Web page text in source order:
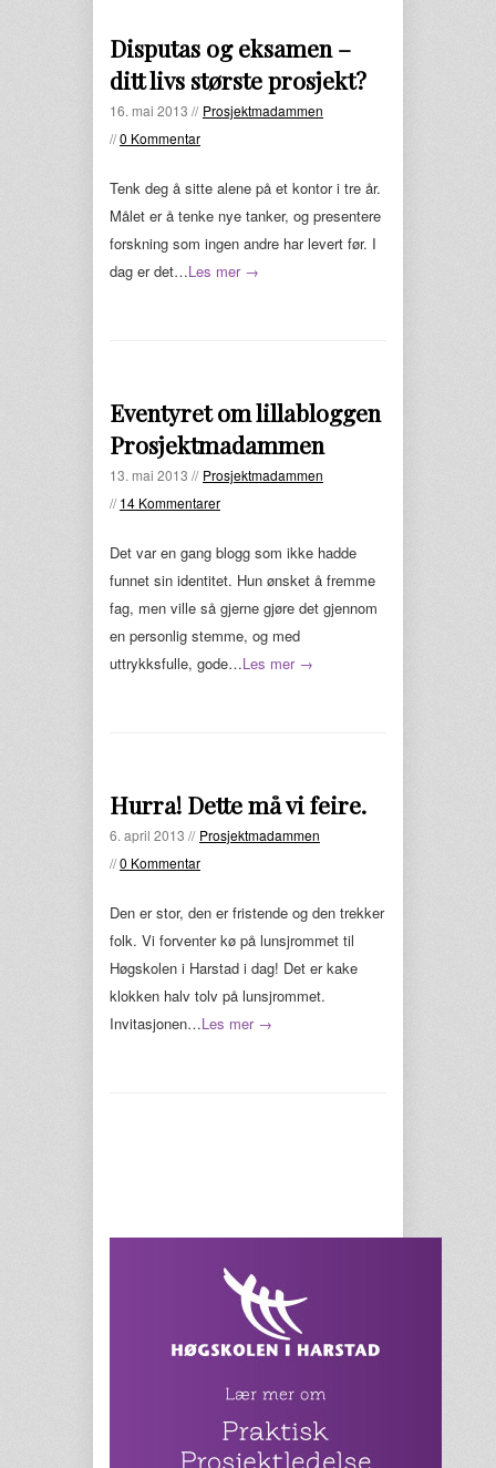
Disputas og eksamen –
ditt livs største prosjekt?
16. mai 2013 // Prosjektmadammen
//0 Kommentar
Tenk deg å sitte alene på et kontor i tre år.
Målet er å tenke nye tanker, og presentere
forskning som ingen andre har levert før. I
dag er det…Les mer →
Eventyret om lillabloggen
Prosjektmadammen
13. mai 2013 // Prosjektmadammen
//14 Kommentarer
Det var en gang blogg som ikke hadde
funnet sin identitet. Hun ønsket å fremme
fag, men ville så gjerne gjøre det gjennom
en personlig stemme, og med
uttrykksfulle, gode…Les mer →
Hurra! Dette må vi feire.
6. april 2013 // Prosjektmadammen
//0 Kommentar
Den er stor, den er fristende og den trekker
folk. Vi forventer kø på lunsjrommet til
Høgskolen i Harstad i dag! Det er kake
klokken halv tolv på lunsjrommet.
Invitasjonen…Les mer →